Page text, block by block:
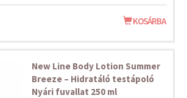
KOSÁRBA
New Line Body Lotion Summer
Breeze – Hidratáló testápoló
Nyári fuvallat 250 ml